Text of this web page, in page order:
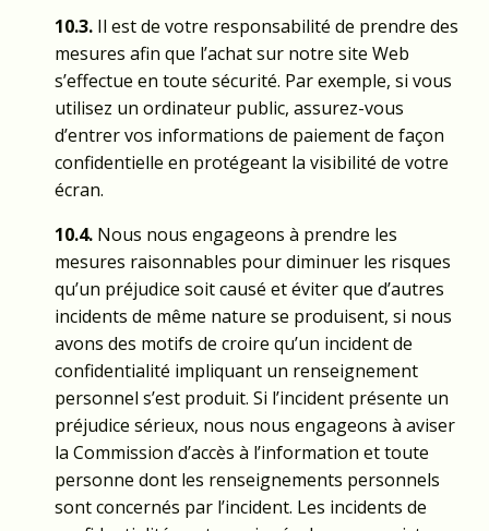
10.3. Il est de votre responsabilité de prendre des
mesures afin que l’achat sur notre site Web
s’effectue en toute sécurité. Par exemple, si vous
utilisez un ordinateur public, assurez-vous
d’entrer vos informations de paiement de façon
confidentielle en protégeant la visibilité de votre
écran.
10.4. Nous nous engageons à prendre les
mesures raisonnables pour diminuer les risques
qu’un préjudice soit causé et éviter que d’autres
incidents de même nature se produisent, si nous
avons des motifs de croire qu’un incident de
confidentialité impliquant un renseignement
personnel s’est produit. Si l’incident présente un
préjudice sérieux, nous nous engageons à aviser
la Commission d’accès à l’information et toute
personne dont les renseignements personnels
sont concernés par l’incident. Les incidents de